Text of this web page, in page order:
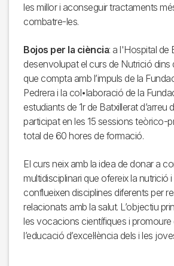
les millor i aconseguir tractaments
combatre-les.
Bojos per la ciència: a l'Hospital de
desenvolupat el curs de Nutrició
que compta amb l’impuls de la
Pedrera i la col•laboració de la
estudiants de 1r de Batxillerat d’arreu
participat en les 15 sessions teòrico-
total de 60 hores de formació.
El curs neix amb la idea de donar a
multidisciplinari que ofereix la nutrició
conflueixen disciplines diferents per
relacionats amb la salut. L’objectiu
les vocacions científiques i promoure
l’educació d’excel·lència dels i les